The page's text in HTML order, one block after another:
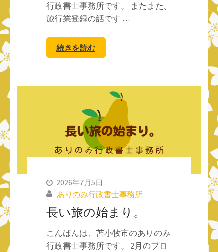
行政書士事務所です。 またまた、
旅行業登録の話です …
続きを読む
2026年7月5日
ありのみ行政書士事務所
長い旅の始まり。
こんばんは、苫小牧市のありのみ
行政書士事務所です。 2月のブロ